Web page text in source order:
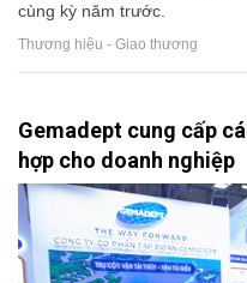
cùng kỳ năm trước.
Thương hiệu - Giao thương
Gemadept cung cấp
hợp cho doanh nghiệp